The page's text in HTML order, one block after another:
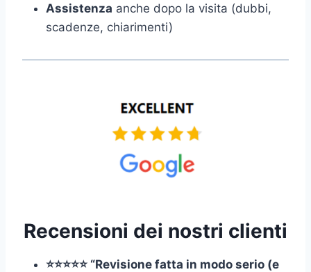
Assistenza anche dopo la visita (dubbi,
scadenze, chiarimenti)
Recensioni dei nostri clienti
⭐⭐⭐⭐⭐ “Revisione fatta in modo serio (e